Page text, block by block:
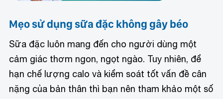
Mẹo sử dụng sữa đặc không gây béo
Sữa đặc luôn mang đến cho người dùng một
cảm giác thơm ngon, ngọt ngào. Tuy nhiên, để
hạn chế lượng calo và kiểm soát tốt vấn đề cân
nặng của bản thân thì bạn nên tham khảo một số